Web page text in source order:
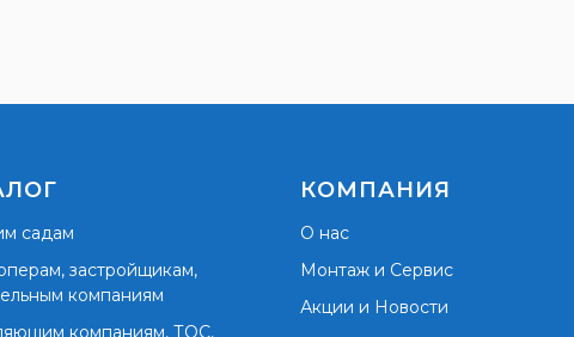
садам
застройщикам,
компаниям
компаниям, ТОС,
КОМПАНИЯ
О нас
Монтаж и Сервис
Акции и Новости